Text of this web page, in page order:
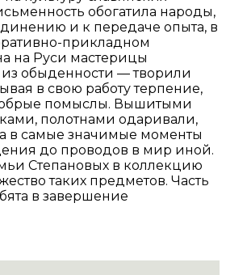
обогатила народы,
и к передаче опыта, в
прикладном
на Руси мастерицы
из обыденности — творили
в свою работу терпение,
помыслы. Вышитыми
полотнами одаривали,
в самые значимые моменты
до проводов в мир иной.
Степановых в коллекцию
таких предметов. Часть
в завершение